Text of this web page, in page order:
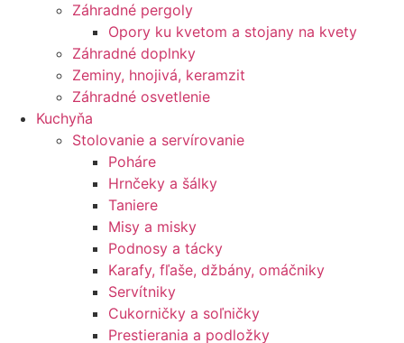
Záhradné pergoly
Opory ku kvetom a stojany na kvety
Záhradné doplnky
Zeminy, hnojivá, keramzit
Záhradné osvetlenie
Kuchyňa
Stolovanie a servírovanie
Poháre
Hrnčeky a šálky
Taniere
Misy a misky
Podnosy a tácky
Karafy, fľaše, džbány, omáčniky
Servítniky
Cukorničky a soľničky
Prestierania a podložky